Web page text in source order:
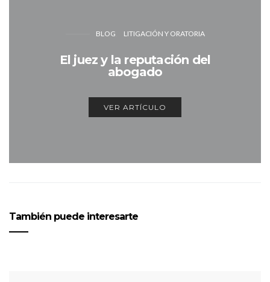
BLOG LITIGACIÓN Y ORATORIA
El juez y la reputación del
abogado
VER ARTÍCULO
También puede interesarte